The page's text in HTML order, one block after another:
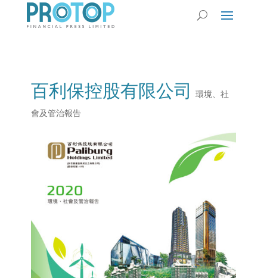
百利保控股有限公司
環境、社
會及管治報告